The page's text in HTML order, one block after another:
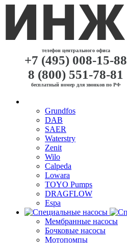
телефон центрального офиса
+7 (495) 008-15-88
8 (800) 551-78-81
бесплатный номер для звонков по РФ
Grundfos
DAB
SAER
Waterstry
Zenit
Wilo
Calpeda
Lowara
TOYO Pumps
DRAGFLOW
Espa
Мембранные насосы
Бочковые насосы
Мотопомпы